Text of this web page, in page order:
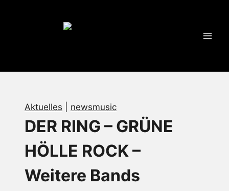
Aktuelles newsmusic
DER RING – GRÜNE
HÖLLE ROCK –
Weitere Bands